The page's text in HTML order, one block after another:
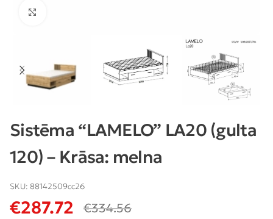
Sistēma “LAMELO” LA20 (gulta
120) – Krāsa: melna
SKU: 88142509cc26
€287.72 €334.56